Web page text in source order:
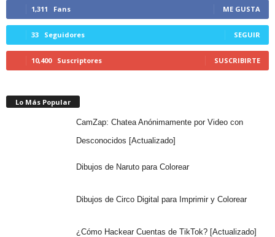
1,311 Fans ME GUSTA
33 Seguidores SEGUIR
10,400 Suscriptores SUSCRIBIRTE
Lo Más Popular
CamZap: Chatea Anónimamente por Video con
Desconocidos [Actualizado]
Dibujos de Naruto para Colorear
Dibujos de Circo Digital para Imprimir y Colorear
¿Cómo Hackear Cuentas de TikTok? [Actualizado]